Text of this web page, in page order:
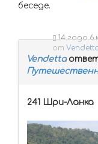
беседе.
14 года 6
от
Vendetta
241 Шри-Ланка